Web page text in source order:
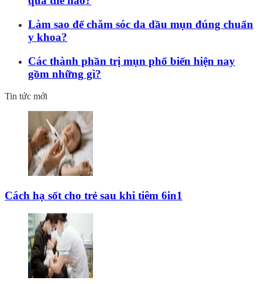
Làm sao để chăm sóc da dầu mụn đúng chuẩn
y khoa?
Các thành phần trị mụn phổ biến hiện nay
gồm những gì?
Tin tức mới
Cách hạ sốt cho trẻ sau khi tiêm 6in1